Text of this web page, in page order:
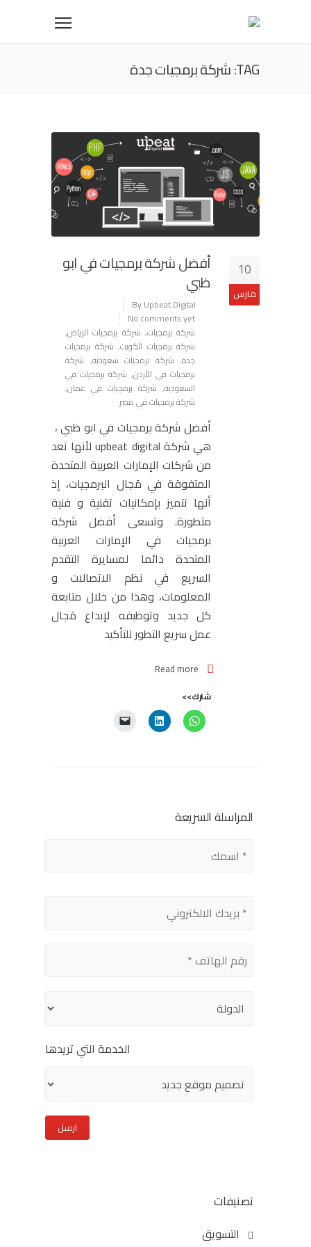
TAG: شركة برمجيات جدة
10
مارس
أفضل شركة برمجيات في ابو
ظبي
By Upbeat Digital
No comments yet
شركة برمجيات, شركة برمجيات الرياض,
شركة برمجيات الكويت, شركة برمجيات
جدة, شركة برمجيات سعودية, شركة
برمجيات في الأردن, شركة برمجيات في
السعودية, شركة برمجيات في عمان,
شركة برمجيات في مصر
أفضل شركة برمجيات في ابو ظبي ،
هي شركة upbeat digital لأنها تعد
من شركات الإمارات العربية المتحدة
المتفوقة في مَجال البرمجيات، إذ
أنها تتميز بإمكانيات تقنية و فنية
متطورة. وتسعى أفضل شركة
برمجيات في الإمارات العربية
المتحدة دائما لمسايرة التقدم
السريع في نظم الاتصالات و
المعلومات، وهذا من خلال متابعة
كل جديد وتوظيفه لإبداع مَجال
عمل سريع التطور للتأكيد
Read more
شارك>>
المراسلة السريعة
الخدمة التي تريدها
تصنيفات
التسويق